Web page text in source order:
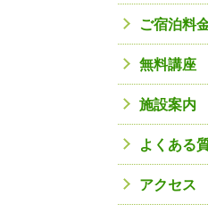
ご宿泊料
無料講座
施設案内
よくある
アクセス